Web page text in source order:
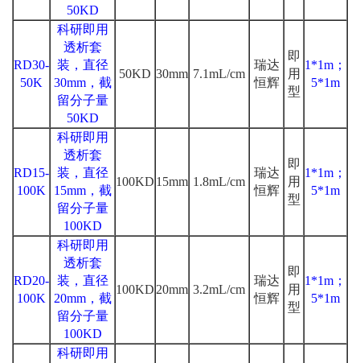
50KD
RD30-
50K
科研即用
透析套
装，直径
30mm，截
留分子量
50KD
50KD 30mm 7.1mL/cm
瑞达
恒辉
即
用
型
1*1m；
5*1m
RD15-
100K
科研即用
透析套
装，直径
15mm，截
留分子量
100KD
100KD 15mm 1.8mL/cm
瑞达
恒辉
即
用
型
1*1m；
5*1m
RD20-
100K
科研即用
透析套
装，直径
20mm，截
留分子量
100KD
100KD 20mm 3.2mL/cm
瑞达
恒辉
即
用
型
1*1m；
5*1m
科研即用